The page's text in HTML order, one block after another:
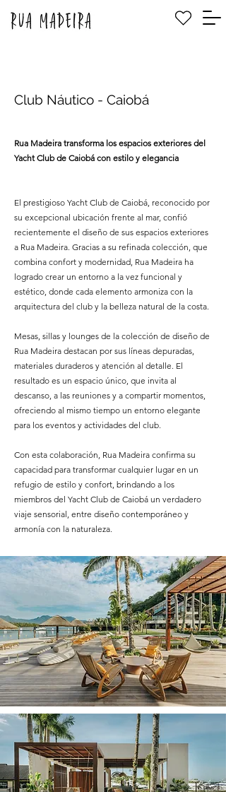
Club Náutico - Caiobá
Rua Madeira transforma los espacios exteriores del
Yacht Club de Caiobá con estilo y elegancia
El prestigioso Yacht Club de Caiobá, reconocido por
su excepcional ubicación frente al mar, confió
recientemente el diseño de sus espacios exteriores
a Rua Madeira. Gracias a su refinada colección, que
combina confort y modernidad, Rua Madeira ha
logrado crear un entorno a la vez funcional y
estético, donde cada elemento armoniza con la
arquitectura del club y la belleza natural de la costa.
Mesas, sillas y lounges de la colección de diseño de
Rua Madeira destacan por sus líneas depuradas,
materiales duraderos y atención al detalle. El
resultado es un espacio único, que invita al
descanso, a las reuniones y a compartir momentos,
ofreciendo al mismo tiempo un entorno elegante
para los eventos y actividades del club.
Con esta colaboración, Rua Madeira confirma su
capacidad para transformar cualquier lugar en un
refugio de estilo y confort, brindando a los
miembros del Yacht Club de Caiobá un verdadero
viaje sensorial, entre diseño contemporáneo y
armonía con la naturaleza.